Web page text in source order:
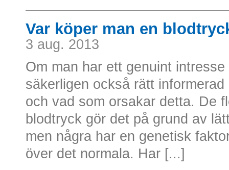
Var köper man en
3 aug. 2013
Om man har ett genuint
säkerligen också rätt
och vad som orsakar detta. De
blodtryck gör det på grund av
men några har en genetisk
över det normala. Har [...]